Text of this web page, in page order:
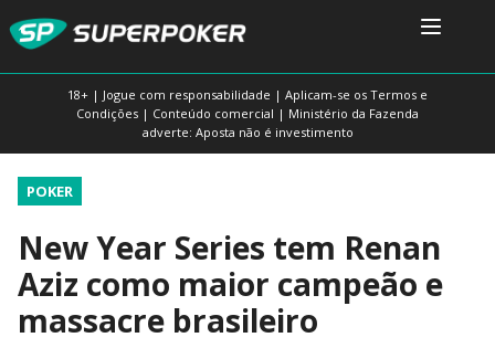
18+ | Jogue com responsabilidade | Aplicam-se os Termos e
Condições | Conteúdo comercial | Ministério da Fazenda
adverte: Aposta não é investimento
POKER
New Year Series tem Renan
Aziz como maior campeão e
massacre brasileiro